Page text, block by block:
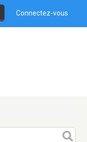
Connectez-vous